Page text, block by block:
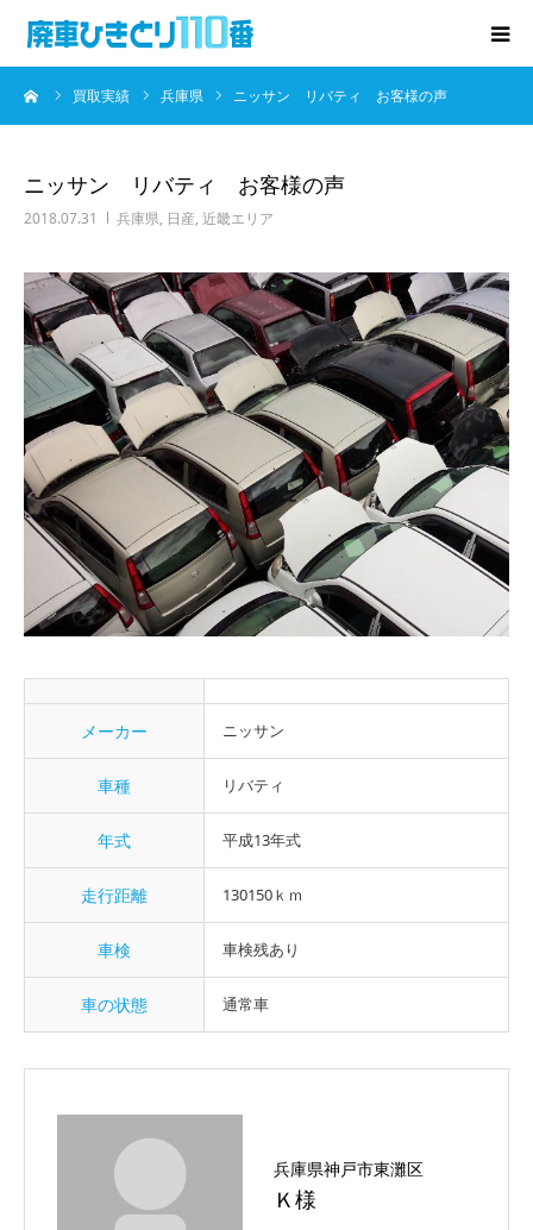
買取実績 兵庫県 ニッサン リバティ お客様の声
ニッサン リバティ お客様の声
2018.07.31 兵庫県, 日産, 近畿エリア
メーカー ニッサン
車種 リバティ
年式 平成13年式
走行距離 130150ｋｍ
車検 車検残あり
車の状態 通常車
兵庫県神戸市東灘区
Ｋ様
廃車･事故車の買取
お役立ち情報
お知らせ
会社概要
お問い合わせ